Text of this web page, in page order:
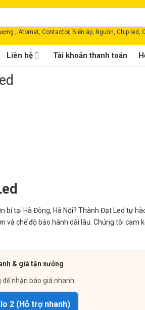
, Atomat, Contactor, Biến áp, Nguồn, Chip led,
Liên hệ Tài khoản thanh toán
bỉ tại Hà Đông, Hà Nội? Thành Đạt Led tự
và chế độ bảo hành dài lâu. Chúng tôi cam
& giá tận xưởng
nhận báo giá nhanh
2 (Hỗ trợ nhanh)